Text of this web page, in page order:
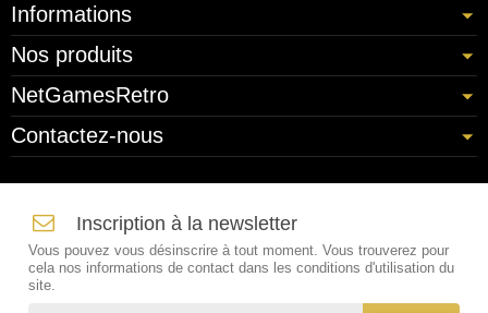
Informations
Nos produits
NetGamesRetro
Contactez-nous
Inscription à la newsletter
Vous pouvez vous désinscrire à tout moment. Vous trouverez pour
cela nos informations de contact dans les conditions d'utilisation du
site.